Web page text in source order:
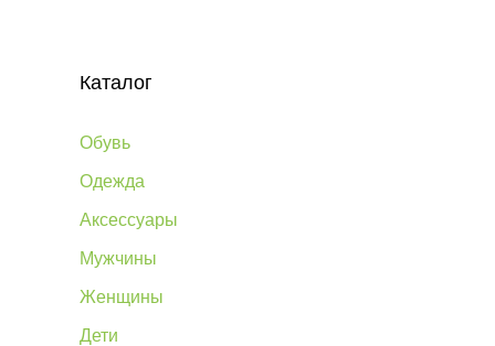
Каталог
Обувь
Одежда
Аксессуары
Мужчины
Женщины
Дети